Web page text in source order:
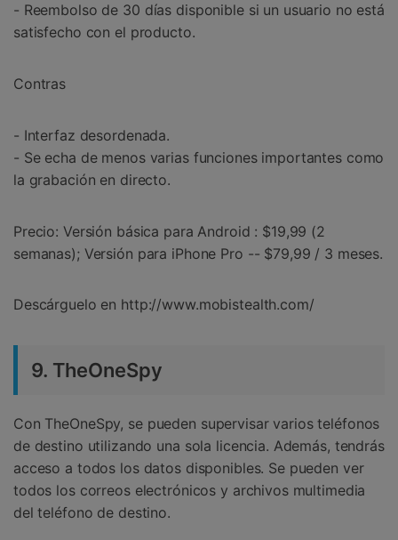
- Reembolso de 30 días disponible si un usuario no está
satisfecho con el producto.
Contras
- Interfaz desordenada.
- Se echa de menos varias funciones importantes como
la grabación en directo.
Precio: Versión básica para Android : $19,99 (2
semanas); Versión para iPhone Pro -- $79,99 / 3 meses.
Descárguelo en http://www.mobistealth.com/
9. TheOneSpy
Con TheOneSpy, se pueden supervisar varios teléfonos
de destino utilizando una sola licencia. Además, tendrás
acceso a todos los datos disponibles. Se pueden ver
todos los correos electrónicos y archivos multimedia
del teléfono de destino.